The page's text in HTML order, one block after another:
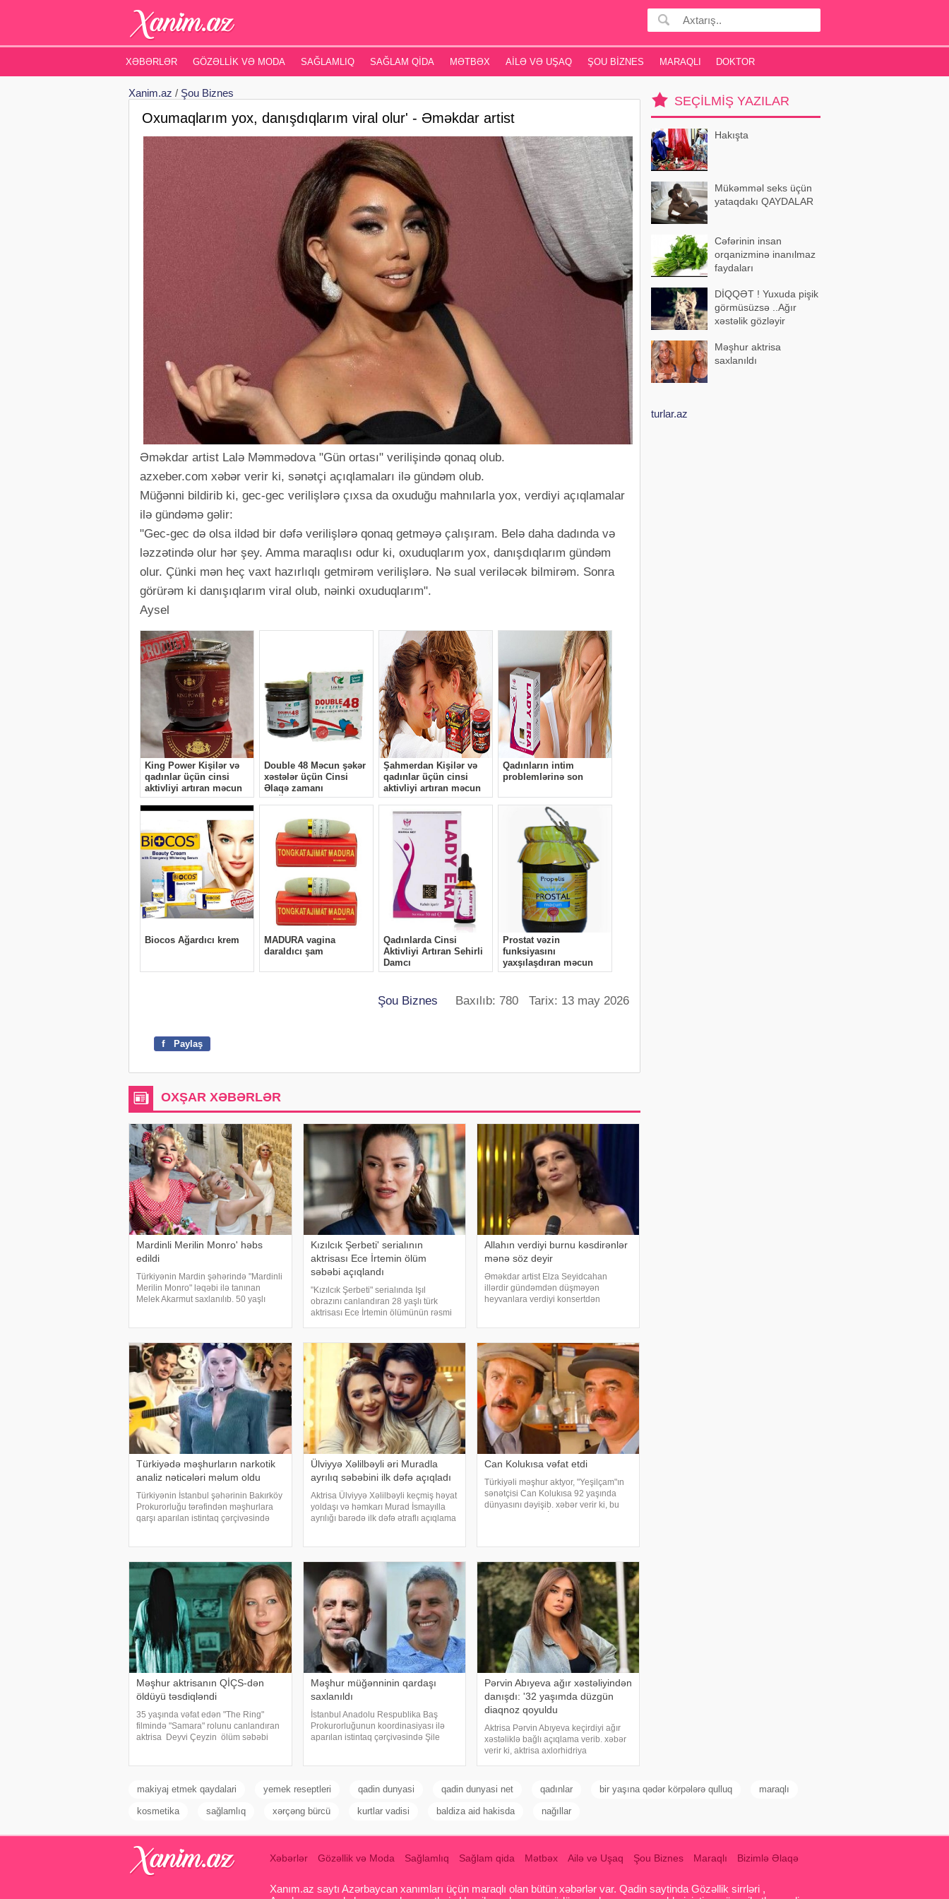
XƏBƏRLƏR GÖZƏLLIK VƏ MODA SAĞLAMLIQ SAĞLAM QIDA MƏTBƏX AILƏ VƏ UŞAQ ŞOU BIZNES MARAQLI DOKTOR
Xanim.az / Şou Biznes
Oxumaqlarım yox, danışdıqlarım viral olur' - Əməkdar artist
Əməkdar artist Lalə Məmmədova "Gün ortası" verilişində qonaq olub.
azxeber.com xəbər verir ki, sənətçi açıqlamaları ilə gündəm olub.
Müğənni bildirib ki, gec-gec verilişlərə çıxsa da oxuduğu mahnılarla yox, verdiyi açıqlamalar
ilə gündəmə gəlir:
"Gec-gec də olsa ildəd bir dəfə verilişlərə qonaq getməyə çalışıram. Belə daha dadında və
ləzzətində olur hər şey. Amma maraqlısı odur ki, oxuduqlarım yox, danışdıqlarım gündəm
olur. Çünki mən heç vaxt hazırlıqlı getmirəm verilişlərə. Nə sual veriləcək bilmirəm. Sonra
görürəm ki danışıqlarım viral olub, nəinki oxuduqlarım".
Aysel
Şou Biznes Baxılıb: 780 Tarix: 13 may 2026
f Paylaş
OXŞAR XƏBƏRLƏR
Mardinli Merilin Monro' həbs
edildi
Türkiyənin Mardin şəhərində "Mardinli
Merilin Monro" ləqəbi ilə tanınan
Melek Akarmut saxlanılıb. 50 yaşlı
Kızılcık Şerbeti' serialının
aktrisası Ece İrtemin ölüm
səbəbi açıqlandı
"Kızılcık Şerbeti" serialında Işıl
obrazını canlandıran 28 yaşlı türk
aktrisası Ece İrtemin ölümünün rəsmi
Türkiyə Məhkəmə-Tibb İnstitutunun
rəyinə istinadə
Allahın verdiyi burnu kəsdirənlər
mənə söz deyir
Əməkdar artist Elza Seyidcahan
illərdir gündəmdən düşməyən
heyvanlara verdiyi konsertdən
E.Seyidcahan bildirib ki, həmin
layihəd
Türkiyədə məşhurların narkotik
analiz nəticələri məlum oldu
Türkiyənin İstanbul şəhərinin Bakırköy
Prokurorluğu tərəfindən məşhurlara
qarşı aparılan istintaq çərçivəsində
toksikoloji analizləri
Ülviyyə Xəlilbəyli əri Muradla
ayrılıq səbəbini ilk dəfə açıqladı
Aktrisa Ülviyyə Xəlilbəyli keçmiş həyat
yoldaşı və həmkarı Murad İsmayılla
ayrılığı barədə ilk dəfə ətraflı açıqlama
Can Kolukısa vəfat etdi
Türkiyəli məşhur aktyor, "Yeşilçam"ın
sənətçisi Can Kolukısa 92 yaşında
dünyasını dəyişib. xəbər verir ki, bu
Məşhur aktrisanın QİÇS-dən
öldüyü təsdiqləndi
35 yaşında vəfat edən "The Ring"
filmində "Samara" rolunu canlandıran
aktrisa Deyvi Çeyzin ölüm səbəbi
Məşhur müğənninin qardaşı
saxlanıldı
İstanbul Anadolu Respublika Baş
Prokurorluğunun koordinasiyası ilə
aparılan istintaq çərçivəsində Şile
Pərvin Abıyeva ağır xəstəliyindən
danışdı: '32 yaşımda düzgün
diaqnoz qoyuldu
Aktrisa Pərvin Abıyeva keçirdiyi ağır
xəstəliklə bağlı açıqlama verib. xəbər
verir ki, aktrisa axlorhidriya
bilmədiyini bildirib. "Bu əməliyyat
Azərbaycand
SEÇILMIŞ YAZILAR
Hakışta
Mükəmməl seks üçün
yataqdakı QAYDALAR
Cəfərinin insan
orqanizminə inanılmaz
faydaları
DİQQƏT ! Yuxuda pişik
görmüsüzsə ..Ağır
xəstəlik gözləyir
Məşhur aktrisa
saxlanıldı
turlar.az
makiyaj etmek qaydalari yemek reseptleri qadin dunyasi qadin dunyasi net qadınlar bir yaşına qədər körpələrə qulluq maraqlı
kosmetika sağlamlıq xərçəng bürcü kurtlar vadisi baldiza aid hakisda nağıllar
Xəbərlər Gözəllik və Moda Sağlamlıq Sağlam qida Mətbəx Ailə və Uşaq Şou Biznes Maraqlı Bizimlə Əlaqə
Xanım.az saytı Azərbaycan xanımları üçün maraqlı olan bütün xəbərlər var. Qadin saytinda Gözəllik sirrləri ,